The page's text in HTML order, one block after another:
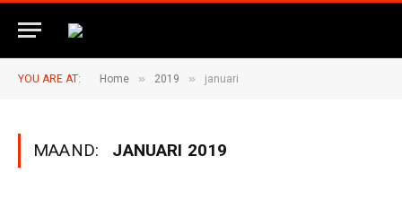
YOU ARE AT: Home » 2019 » januari
MAAND: JANUARI 2019